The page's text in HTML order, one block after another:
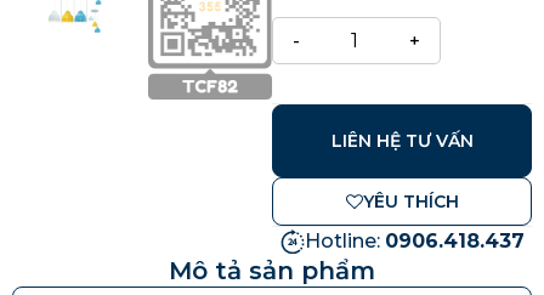
LIÊN HỆ TƯ VẤN
YÊU THÍCH
Hotline: 0906.418.437
Mô tả sản phẩm